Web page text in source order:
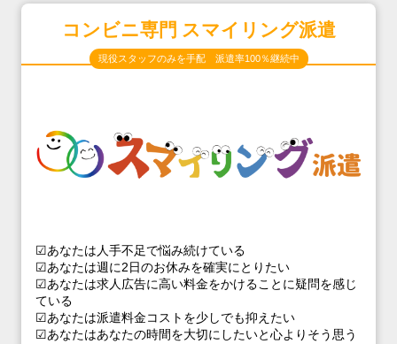
コンビニ専門 スマイリング派遣
現役スタッフのみを手配 派遣率100％継続中
☑あなたは人手不足で悩み続けている
☑あなたは週に2日のお休みを確実にとりたい
☑あなたは求人広告に高い料金をかけることに疑問を感じ
ている
☑あなたは派遣料金コストを少しでも抑えたい
☑あなたはあなたの時間を大切にしたいと心よりそう思う